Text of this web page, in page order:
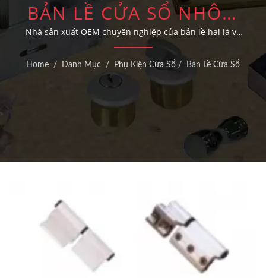
BẢN LỀ CỬA SỔ NHÔM
TÙY CHỈNH CHO HỆ
THỐNG CỬA.
Nhà sản xuất OEM chuyên nghiệp của bản lề hai lá và
ba lá cho hệ thống cửa và cửa sổ nhôm với khả năng
thiết kế tùy chỉnh.
Home / Danh Mục / Phụ Kiện Cửa Sổ / Bản Lề Cửa Sổ